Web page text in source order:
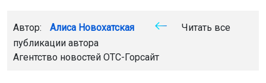
Автор: Алиса Новохатская
Читать все
публикации автора
Агентство новостей ОТС-Горсайт